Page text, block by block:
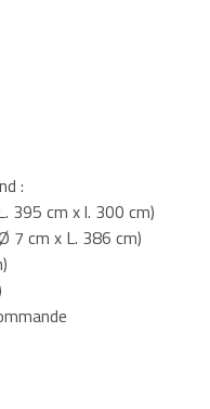
:
395 cm x l. 300 cm)
7 cm x L. 386 cm)